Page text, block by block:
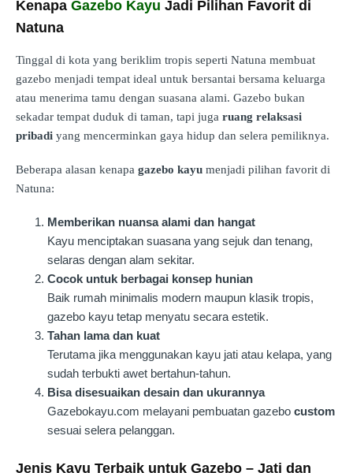
Kenapa Gazebo Kayu Jadi Pilihan Favorit di
Natuna
Tinggal di kota yang beriklim tropis seperti Natuna membuat
gazebo menjadi tempat ideal untuk bersantai bersama keluarga
atau menerima tamu dengan suasana alami. Gazebo bukan
sekadar tempat duduk di taman, tapi juga ruang relaksasi
pribadi yang mencerminkan gaya hidup dan selera pemiliknya.
Beberapa alasan kenapa gazebo kayu menjadi pilihan favorit di
Natuna:
Memberikan nuansa alami dan hangat
Kayu menciptakan suasana yang sejuk dan tenang,
selaras dengan alam sekitar.
Cocok untuk berbagai konsep hunian
Baik rumah minimalis modern maupun klasik tropis,
gazebo kayu tetap menyatu secara estetik.
Tahan lama dan kuat
Terutama jika menggunakan kayu jati atau kelapa, yang
sudah terbukti awet bertahun-tahun.
Bisa disesuaikan desain dan ukurannya
Gazebokayu.com melayani pembuatan gazebo custom
sesuai selera pelanggan.
Jenis Kayu Terbaik untuk Gazebo – Jati dan